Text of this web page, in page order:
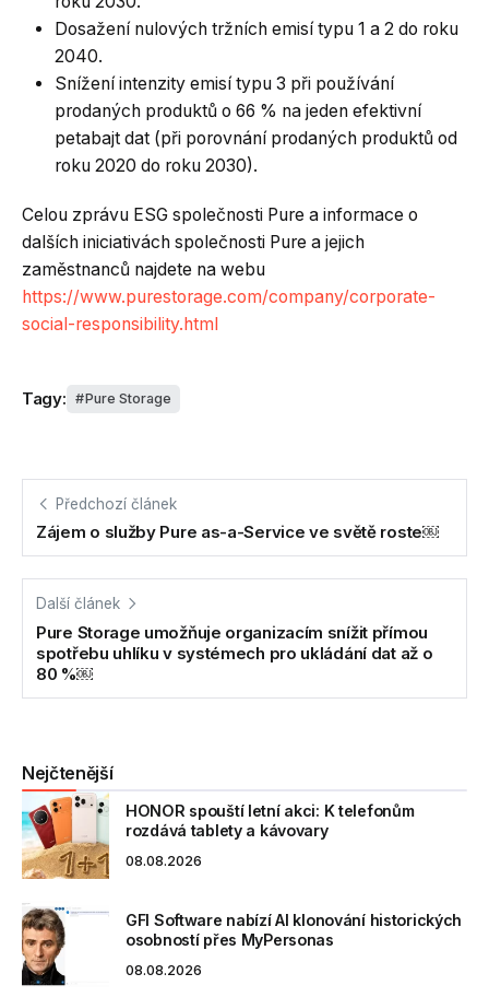
Dosažení nulových tržních emisí typu 1 a 2 do roku
2040.
Snížení intenzity emisí typu 3 při používání
prodaných produktů o 66 % na jeden efektivní
petabajt dat (při porovnání prodaných produktů od
roku 2020 do roku 2030).
Celou zprávu ESG společnosti Pure a informace o
dalších iniciativách společnosti Pure a jejich
zaměstnanců najdete na webu
https://www.purestorage.com/company/corporate-
social-responsibility.html
Tagy: Pure Storage
Předchozí článek
Zájem o služby Pure as-a-Service ve světě roste￼
Další článek
Pure Storage umožňuje organizacím snížit přímou
spotřebu uhlíku v systémech pro ukládání dat až o
80 %￼
Nejčtenější
HONOR spouští letní akci: K telefonům
rozdává tablety a kávovary
08.08.2026
GFI Software nabízí AI klonování historických
osobností přes MyPersonas
08.08.2026